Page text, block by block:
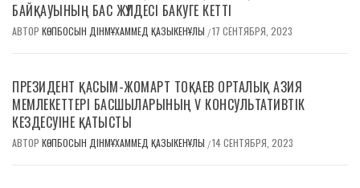
БАЙҚАУЫНЫҢ БАС ЖҮЛДЕСІ БАКУГЕ КЕТТІ
АВТОР КӨПБОСЫН ДІНМҰХАММЕД ҚАЗЫКЕНҰЛЫ /17 СЕНТЯБРЯ, 2023
ПРЕЗИДЕНТ ҚАСЫМ-ЖОМАРТ ТОҚАЕВ ОРТАЛЫҚ АЗИЯ
МЕМЛЕКЕТТЕРІ БАСШЫЛАРЫНЫҢ V КОНСУЛЬТАТИВТІК
КЕЗДЕСУІНЕ ҚАТЫСТЫ
АВТОР КӨПБОСЫН ДІНМҰХАММЕД ҚАЗЫКЕНҰЛЫ /14 СЕНТЯБРЯ, 2023